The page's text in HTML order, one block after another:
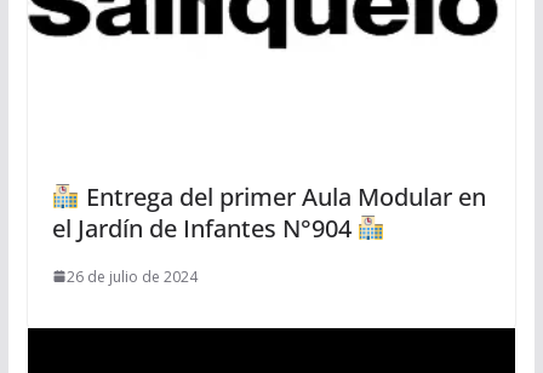
Entrega del primer Aula Modular en
el Jardín de Infantes N°904
26 de julio de 2024